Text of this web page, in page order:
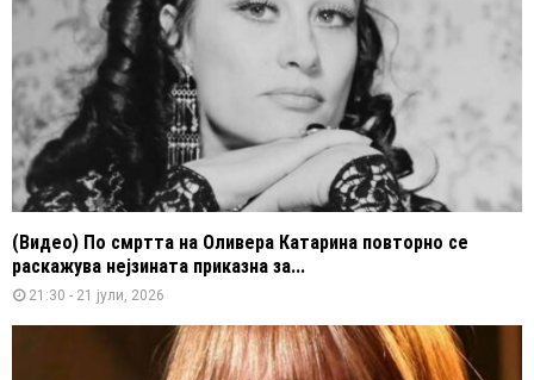
(Видео) По смртта на Оливера Катарина повторно се
раскажува нејзината приказна за...
21:30 - 21 јули, 2026